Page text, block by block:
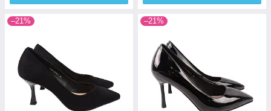
–21% –21%